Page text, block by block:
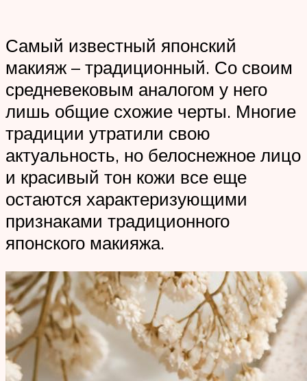
Самый известный японский
макияж – традиционный. Со своим
средневековым аналогом у него
лишь общие схожие черты. Многие
традиции утратили свою
актуальность, но белоснежное лицо
и красивый тон кожи все еще
остаются характеризующими
признаками традиционного
японского макияжа.